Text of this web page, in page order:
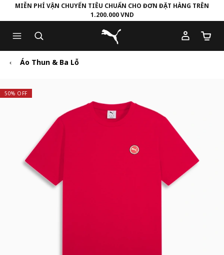
to
Main
content
to
Footer
Content
MIỄN PHÍ VẬN CHUYỂN TIÊU CHUẨN CHO ĐƠN ĐẶT HÀNG TRÊN
1.200.000 VND
Puma Trang chủ
Số
Áo Thun & Ba Lỗ
50% OFF